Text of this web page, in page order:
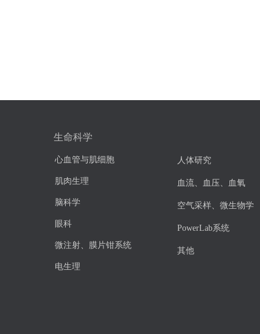
生命科学
心血管与肌细胞
肌肉生理
脑科学
眼科
微注射、膜片钳系统
电生理
人体研究
血流、血压、血氧
空气采样、微生物学
PowerLab系统
其他